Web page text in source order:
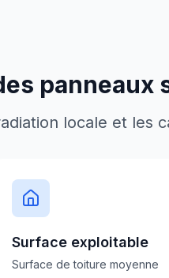
panneaux
locale et les
Surface exploitable
Surface de toiture moyenne